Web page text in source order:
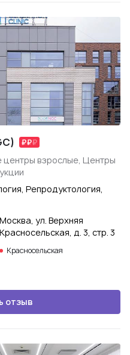
центры взрослые, Центры
Репродуктология,
Москва, ул. Верхняя
Красносельская, д. 3, стр. 3
Красносельская
отзыв